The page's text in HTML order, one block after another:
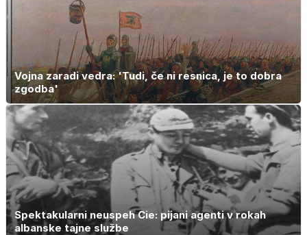
Vojna zaradi vedra: 'Tudi, če ni resnica, je to dobra
zgodba'
Spektakularni neuspeh Cie: pijani agenti v rokah
albanske tajne službe